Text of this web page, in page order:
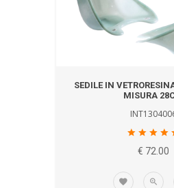
SEDILE IN
MISURA
€ 72.00